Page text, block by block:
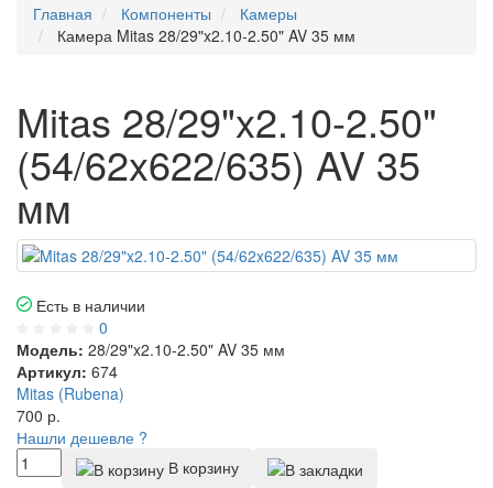
Главная
Компоненты
Камеры
Камера Mitas 28/29"x2.10-2.50" AV 35 мм
Mitas 28/29"x2.10-2.50"
(54/62x622/635) AV 35
мм
Есть в наличии
0
Модель: 28/29"x2.10-2.50" AV 35 мм
Артикул: 674
Mitas (Rubena)
700 р.
Нашли дешевле ?
В корзину